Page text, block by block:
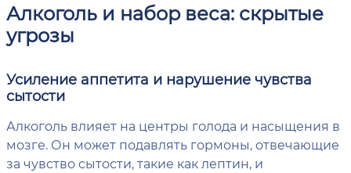
Алкоголь и набор веса: скрытые
угрозы
Усиление аппетита и нарушение чувства
сытости
Алкоголь влияет на центры голода и насыщения в
мозге. Он может подавлять гормоны, отвечающие
за чувство сытости, такие как лептин, и